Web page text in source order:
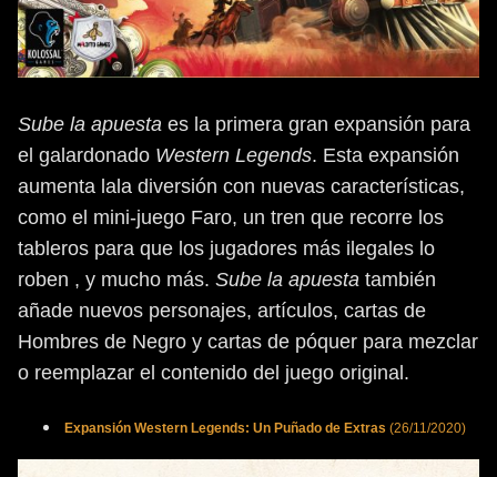
Sube la apuesta es la primera gran expansión para
el galardonado Western Legends. Esta expansión
aumenta lala diversión con nuevas características,
como el mini-juego Faro, un tren que recorre los
tableros para que los jugadores más ilegales lo
roben , y mucho más. Sube la apuesta también
añade nuevos personajes, artículos, cartas de
Hombres de Negro y cartas de póquer para mezclar
o reemplazar el contenido del juego original.
Expansión Western Legends: Un Puñado de Extras (26/11/2020)